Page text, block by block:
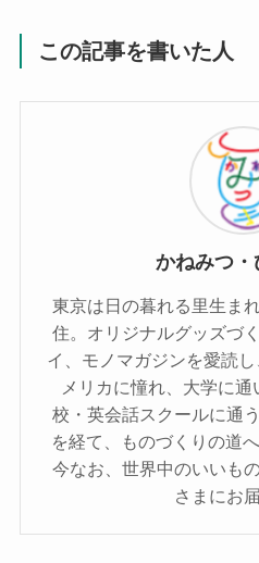
この記事を書いた人
かねみつ・
東京は日の暮れる里生ま
住。オリジナルグッズづ
イ、モノマガジンを愛読
メリカに憧れ、大学に
校・英会話スクールに通
を経て、ものづくりの道
今なお、世界中のいいも
さまにお